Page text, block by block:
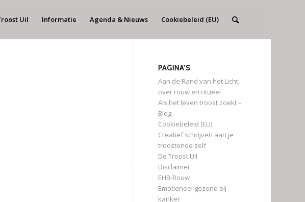
Uil Informatie Agenda & Nieuws Cookiebeleid (EU)
PAGINA’S
Aan de Rand van het Licht,
over rouw en ritueel
Als het leven troost zoekt –
Blog
Cookiebeleid (EU)
Creatief schrijven aan je
troostende zelf
De Troost Uil
Disclaimer
EHB-Rouw
Emotioneel gezond bij
kanker